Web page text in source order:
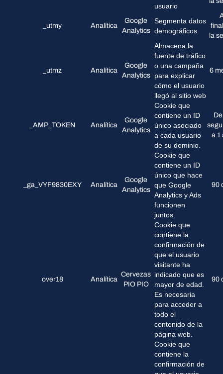
usuario
_utmy Analítica
Google
Analytics
Segmenta datos
demográficos
la
_utmz Analítica
Google
Analytics
Almacena la
fuente de tráfico
o una campaña
para explicar
cómo el usuario
llegó al sitio web
6
_AMP_TOKEN Analítica
Google
Analytics
Cookie que
contiene un ID
único asociado
a cada usuario
de su dominio.
a 1
_ga_VYF9830EXY Analítica
Google
Analytics
Cookie que
contiene un ID
único que hace
que Google
Analytics y Ads
funcionen
juntos.
90
over18 Analítica
Cervezas
PIO PIO
Cookie que
contiene la
confirmación de
que el usuario
visitante ha
indicado que es
mayor de edad.
Es necesaria
para acceder a
todo el
contenido de la
página web.
90
Cookie que
contiene la
confirmación de